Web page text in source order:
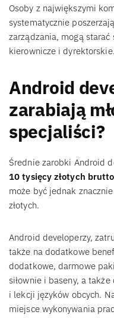
Osoby z największymi
systematycznie
zarządzania, mogą
kierownicze i dyrektorskie.
Android
zarabiają
specjaliści?
Średnie zarobki Android
10 tysięcy złotych brutto
może być jednak
złotych.
Android developerzy,
także na dodatkowe
dodatkowe, darmowe
siłownie i baseny, a
i lekcji języków obcych.
miejsce wykonywania